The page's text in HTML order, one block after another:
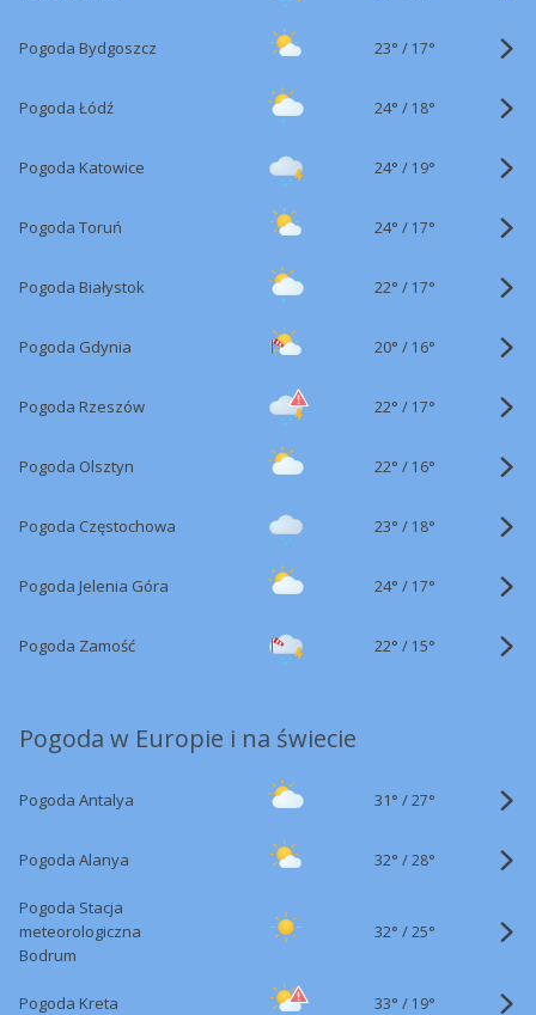
Pogoda Bydgoszcz 23° / 17°
Pogoda Łódź 24° / 18°
Pogoda Katowice 24° / 19°
Pogoda Toruń 24° / 17°
Pogoda Białystok 22° / 17°
Pogoda Gdynia 20° / 16°
Pogoda Rzeszów 22° / 17°
Pogoda Olsztyn 22° / 16°
Pogoda Częstochowa 23° / 18°
Pogoda Jelenia Góra 24° / 17°
Pogoda Zamość 22° / 15°
Pogoda w Europie i na świecie
Pogoda Antalya 31° /27°
Pogoda Alanya 32° /28°
Pogoda Stacja
meteorologiczna
Bodrum
32° /25°
Pogoda Kreta 33° / 19°